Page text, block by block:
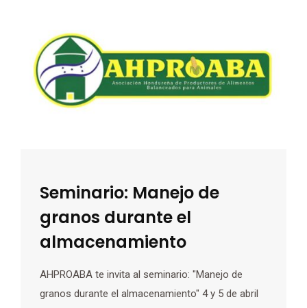
Seminario: Manejo de
granos durante el
almacenamiento
AHPROABA te invita al seminario: "Manejo de
granos durante el almacenamiento" 4 y 5 de abril